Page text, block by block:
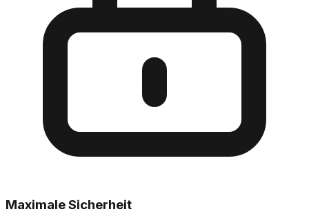
Maximale Sicherheit